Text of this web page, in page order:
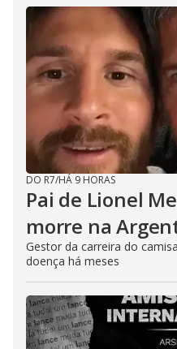
DO R7/HÁ 9 HORAS
Pai de Lionel
morre na
Gestor da carreira do
doença há meses